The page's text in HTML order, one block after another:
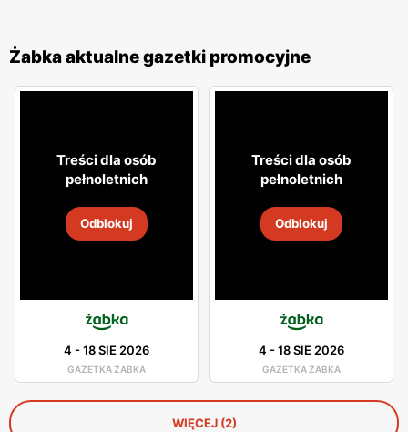
Żabka aktualne gazetki promocyjne
Treści dla osób
pełnoletnich
Odblokuj
4 -18 SIE 2026
GAZETKA ŻABKA
Treści dla osób
pełnoletnich
Odblokuj
4 -18 SIE 2026
GAZETKA ŻABKA
WIĘCEJ (2)